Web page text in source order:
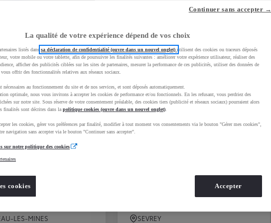
LES-MINES
SEVREY
La qualité de votre expérience dépend de vos choix
listés dans sa déclaration de confidentialité (ouvre dans un nouvel onglet) utilisent des cookies ou traceurs déposés
votre mobile ou votre tablette, afin de poursuivre les finalités suivantes : améliorer votre expérience utilisateur, réaliser des
afficher des publicités ciblées sur les sites de partenaires, mesurer la performance de ces publicités, utiliser des données de
offrir des fonctionnalités relatives aux réseaux sociaux.
nécessaires au fonctionnement du site et de nos services, et sont déposés automatiquement.
optimale, nous vous invitons à accepter les cookies de performance et/ou fonctionnels. En les refusant, vous perdriez des
sur notre site. Sous réserve de votre consentement préalable, des cookies tiers (publicité et réseaux sociaux) pourraient alors
finalités sont décrites dans la politique cookies (ouvre dans un nouvel onglet)
les cookies, gérer vos préférences par finalité, modifier à tout moment vos consentements via le bouton "Gérer mes cookies",
navigation sans accepter via le bouton "Continuer sans accepter".
sur notre politique des cookies
cookies
Continuer sans accepter →
Accepter